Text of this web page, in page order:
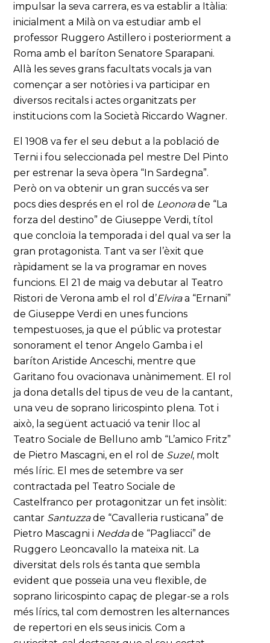
impulsar la seva carrera, es va establir a Itàlia:
inicialment a Milà on va estudiar amb el
professor Ruggero Astillero i posteriorment a
Roma amb el baríton Senatore Sparapani.
Allà les seves grans facultats vocals ja van
començar a ser notòries i va participar en
diversos recitals i actes organitzats per
institucions com la Società Riccardo Wagner.
El 1908 va fer el seu debut a la població de
Terni i fou seleccionada pel mestre Del Pinto
per estrenar la seva òpera “In Sardegna”.
Però on va obtenir un gran succés va ser
pocs dies després en el rol de Leonorade “La
forza del destino” de Giuseppe Verdi, títol
que concloïa la temporada i del qual va ser la
gran protagonista. Tant va ser l’èxit que
ràpidament se la va programar en noves
funcions. El 21 de maig va debutar al Teatro
Ristori de Verona amb el rol d’Elviraa “Ernani”
de Giuseppe Verdi en unes funcions
tempestuoses, ja que el públic va protestar
sonorament el tenor Angelo Gamba i el
baríton Aristide Anceschi, mentre que
Garitano fou ovacionava unànimement. El rol
ja dona detalls del tipus de veu de la cantant,
una veu de soprano liricospinto plena. Tot i
això, la següent actuació va tenir lloc al
Teatro Sociale de Belluno amb “L’amico Fritz”
de Pietro Mascagni, en el rol de Suzel, molt
més líric. El mes de setembre va ser
contractada pel Teatro Sociale de
Castelfranco per protagonitzar un fet insòlit:
cantar Santuzzade “Cavalleria rusticana” de
Pietro Mascagni i Neddade “Pagliacci” de
Ruggero Leoncavallo la mateixa nit. La
diversitat dels rols és tanta que sembla
evident que posseïa una veu flexible, de
soprano liricospinto capaç de plegar-se a rols
més lírics, tal com demostren les alternances
de repertori en els seus inicis. Com a